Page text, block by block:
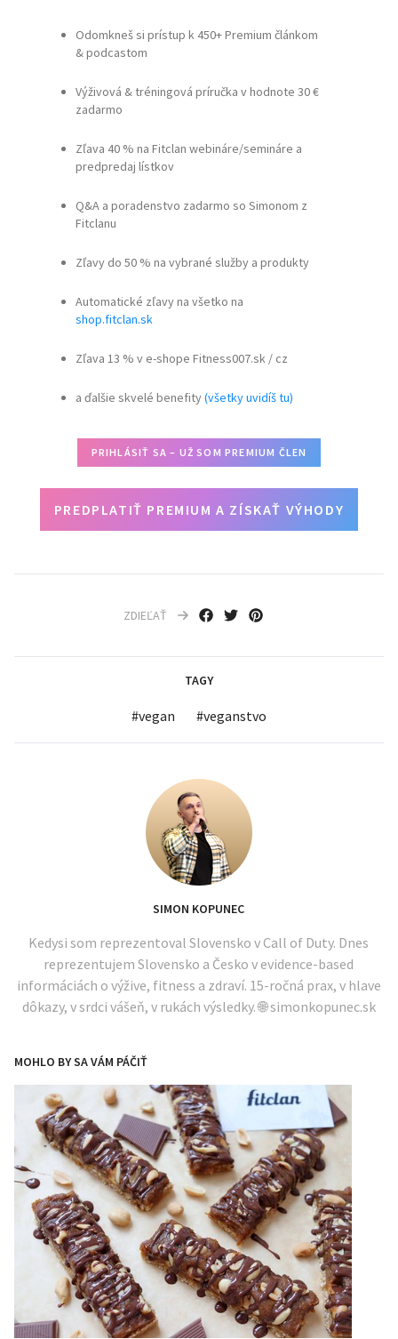
Odomkneš si prístup k 450+ Premium článkom
& podcastom
Výživová & tréningová príručka v hodnote 30 €
zadarmo
Zľava 40 % na Fitclan webináre/semináre a
predpredaj lístkov
Q&A a poradenstvo zadarmo so Simonom z
Fitclanu
Zľavy do 50 % na vybrané služby a produkty
Automatické zľavy na všetko na
shop.fitclan.sk
Zľava 13 % v e-shope Fitness007.sk / cz
a ďalšie skvelé benefity(všetky uvidíš tu)
PRIHLÁSIŤ SA – UŽ SOM PREMIUM ČLEN
PREDPLATIŤ PREMIUM A ZÍSKAŤ VÝHODY
ZDIEĽAŤ
TAGY
#vegan #veganstvo
SIMON KOPUNEC
Kedysi som reprezentoval Slovensko v Call of Duty. Dnes
reprezentujem Slovensko a Česko v evidence-based
informáciách o výžive, fitness a zdraví. 15-ročná prax, v hlave
dôkazy, v srdci vášeň, v rukách výsledky. 🌐 simonkopunec.sk
MOHLO BY SA VÁM PÁČIŤ